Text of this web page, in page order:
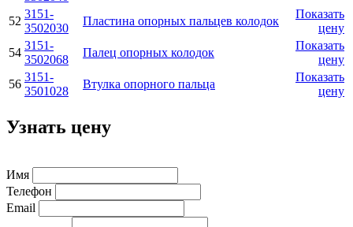
52
3151-
3502030
Пластина опорных пальцев колодок
Показать
цену
54
3151-
3502068
Палец опорных колодок
Показать
цену
56
3151-
3501028
Втулка опорного пальца
Показать
цену
Узнать цену
Имя
Телефон
Email